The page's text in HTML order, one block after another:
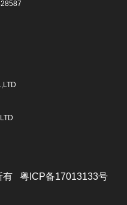
有 粤ICP备17013133号